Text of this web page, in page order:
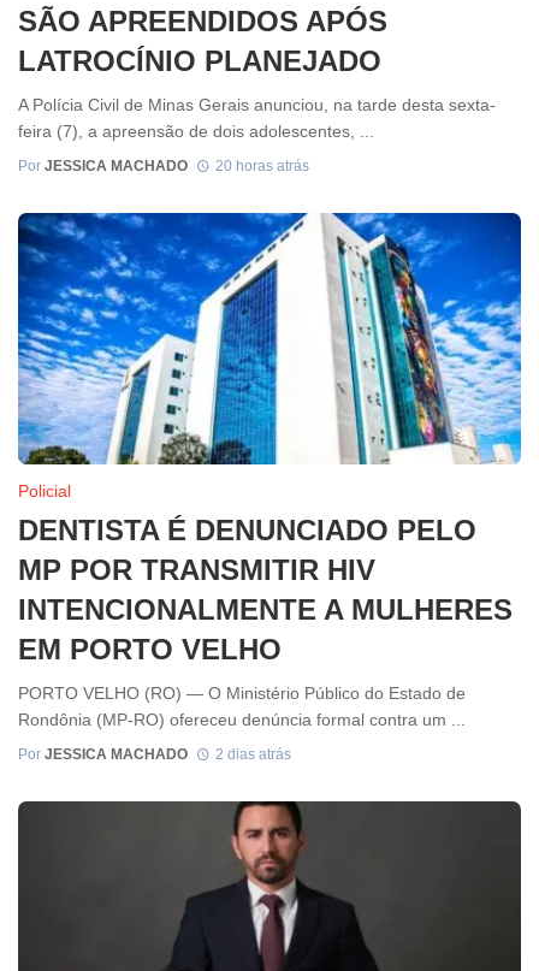
SÃO APREENDIDOS APÓS
LATROCÍNIO PLANEJADO
A Polícia Civil de Minas Gerais anunciou, na tarde desta sexta-
feira (7), a apreensão de dois adolescentes, ...
Por JESSICA MACHADO 20 horas atrás
Policial
DENTISTA É DENUNCIADO PELO
MP POR TRANSMITIR HIV
INTENCIONALMENTE A MULHERES
EM PORTO VELHO
PORTO VELHO (RO) — O Ministério Público do Estado de
Rondônia (MP-RO) ofereceu denúncia formal contra um ...
Por JESSICA MACHADO 2 dias atrás